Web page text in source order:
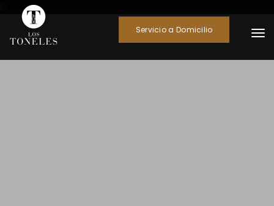
Servicio a Domicilio